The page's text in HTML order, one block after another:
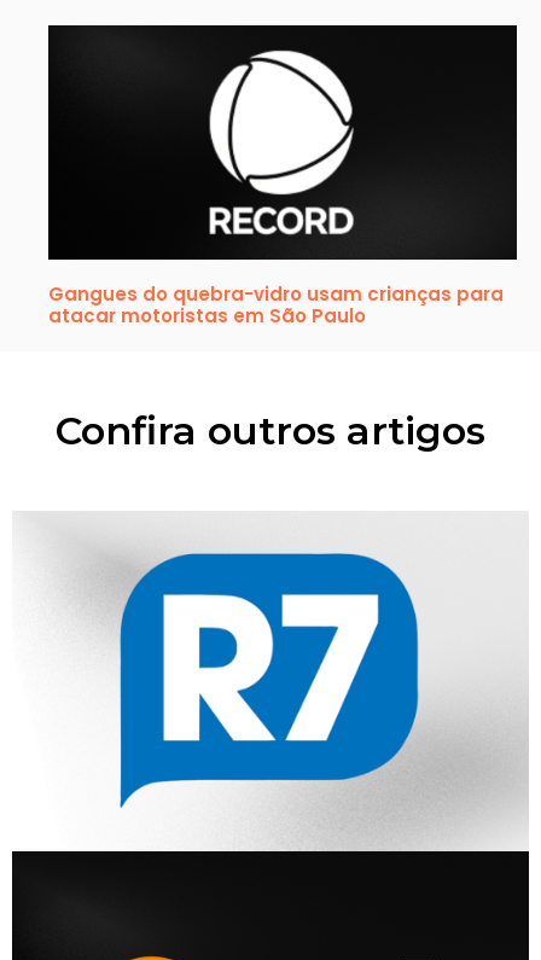
Gangues do quebra-vidro usam crianças para
atacar motoristas em São Paulo
Confira outros artigos